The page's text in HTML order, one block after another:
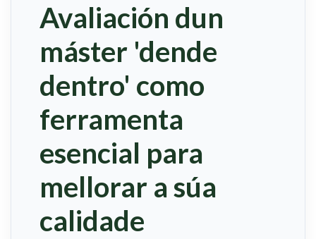
Avaliación dun
máster 'dende
dentro' como
ferramenta
esencial para
mellorar a súa
calidade